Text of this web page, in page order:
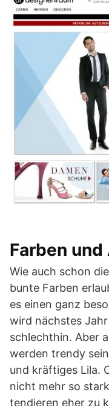
Farben
Wie auch schon
bunte Farben
es einen ganz
wird nächstes
schlechthin. Aber
werden trendy
und kräftiges Lila.
nicht mehr so
tendieren eher zu